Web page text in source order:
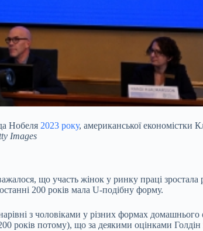
Нобеля 2023 року, американської економістки
Images
що участь жінок у ринку праці
200 років мала U-подібну форму.
з чоловіками у різних формах
років потому), що за деякими оцінками Голдін